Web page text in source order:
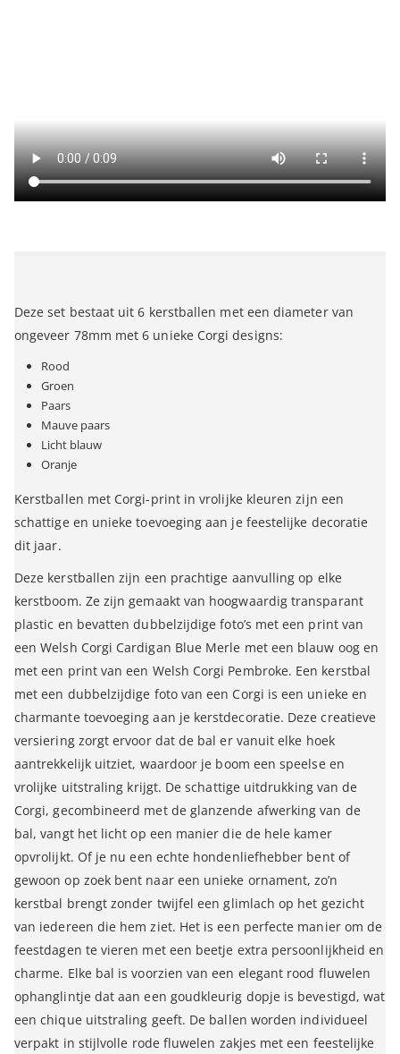
Deze set bestaat uit 6 kerstballen met een diameter van
ongeveer 78mm met 6 unieke Corgi designs:
Rood
Groen
Paars
Mauve paars
Licht blauw
Oranje
Kerstballen met Corgi-print in vrolijke kleuren zijn een
schattige en unieke toevoeging aan je feestelijke decoratie
dit jaar.
Deze kerstballen zijn een prachtige aanvulling op elke
kerstboom. Ze zijn gemaakt van hoogwaardig transparant
plastic en bevatten dubbelzijdige foto’s met een print van
een Welsh Corgi Cardigan Blue Merle met een blauw oog en
met een print van een Welsh Corgi Pembroke. Een kerstbal
met een dubbelzijdige foto van een Corgi is een unieke en
charmante toevoeging aan je kerstdecoratie. Deze creatieve
versiering zorgt ervoor dat de bal er vanuit elke hoek
aantrekkelijk uitziet, waardoor je boom een speelse en
vrolijke uitstraling krijgt. De schattige uitdrukking van de
Corgi, gecombineerd met de glanzende afwerking van de
bal, vangt het licht op een manier die de hele kamer
opvrolijkt. Of je nu een echte hondenliefhebber bent of
gewoon op zoek bent naar een unieke ornament, zo’n
kerstbal brengt zonder twijfel een glimlach op het gezicht
van iedereen die hem ziet. Het is een perfecte manier om de
feestdagen te vieren met een beetje extra persoonlijkheid en
charme. Elke bal is voorzien van een elegant rood fluwelen
ophanglintje dat aan een goudkleurig dopje is bevestigd, wat
een chique uitstraling geeft. De ballen worden individueel
verpakt in stijlvolle rode fluwelen zakjes met een feestelijke